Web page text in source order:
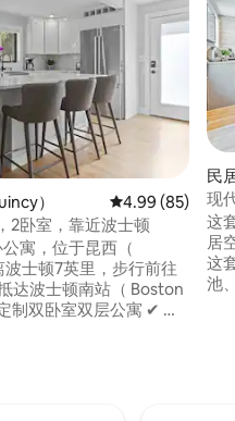
） 平均评分 4.99
4.99 (85)
2卧室，靠近波士顿
寓，位于昆西（
士顿7英里，步行前往
达波士顿南站（ Boston
制双卧室双层公寓 ✔ 最
民
现
列
这
居
这
池